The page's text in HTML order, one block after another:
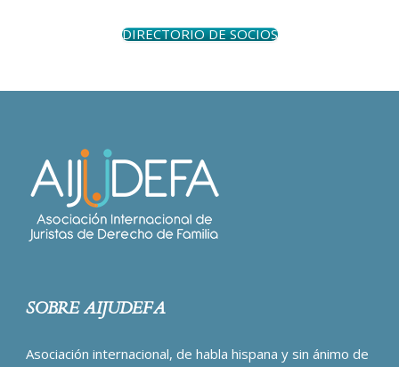
DIRECTORIO DE SOCIOS
SOBRE AIJUDEFA
Asociación internacional, de habla hispana y sin ánimo de